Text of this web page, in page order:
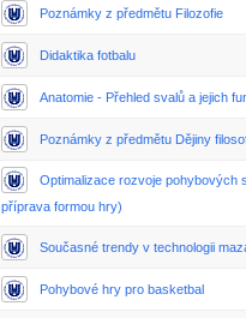
Poznámky z předmětu Filozofie
Didaktika fotbalu
Anatomie - Přehled svalů a jejich
Poznámky z předmětu Dějiny
Optimalizace rozvoje pohybových
příprava formou hry)
Současné trendy v technologii
Pohybové hry pro basketbal